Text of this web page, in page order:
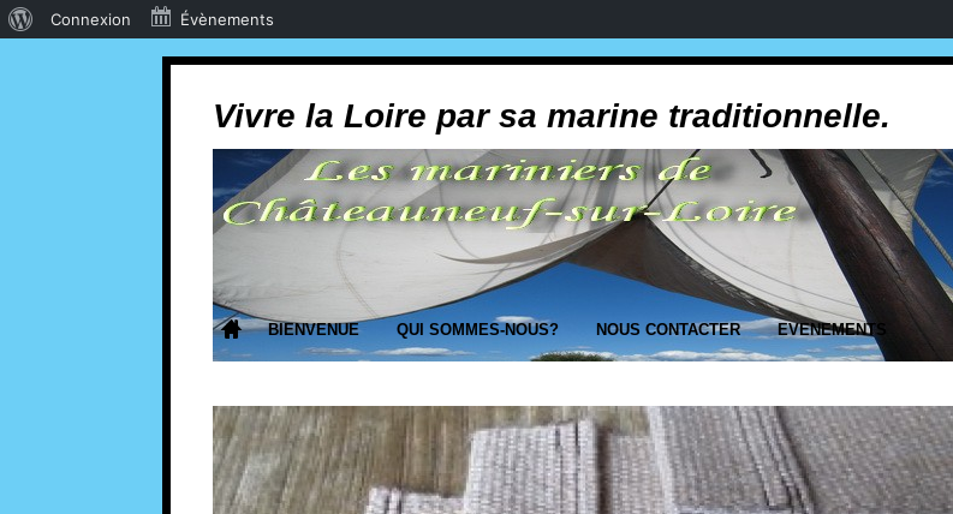
Vivre la Loire par sa marine traditionnelle.
BIENVENUE QUI SOMMES-NOUS? NOUS CONTACTER EVENEMENTS
Connexion Évènements